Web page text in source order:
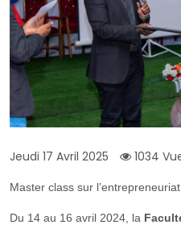
Jeudi 17 Avril 2025 1034
Master class sur
Du 14 au 16 avril 2024, la